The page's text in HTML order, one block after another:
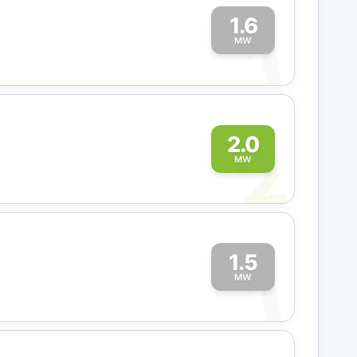
1.6
MW
1
2.0
MW
2
1.5
MW
1